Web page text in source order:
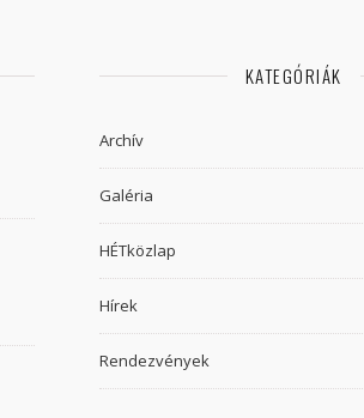
KATEGÓRIÁK
Archív
Galéria
HÉTközlap
Hírek
Rendezvények